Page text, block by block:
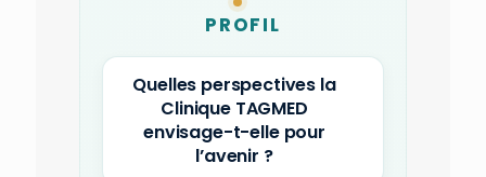
PROFIL
Quelles perspectives la
Clinique TAGMED
envisage-t-elle pour
l’avenir ?